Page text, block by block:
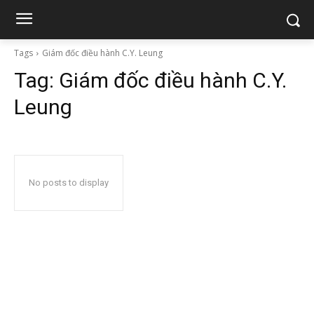
Tags Giám đốc điều hành C.Y. Leung
Tag: Giám đốc điều hành C.Y.
Leung
No posts to display